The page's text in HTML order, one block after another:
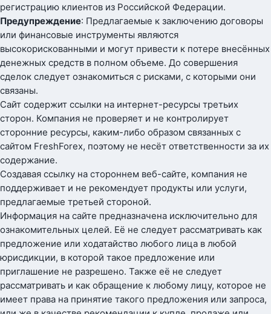
регистрацию клиентов из Российской Федерации.
Предупреждение: Предлагаемые к заключению договоры
или финансовые инструменты являются
высокорискованными и могут привести к потере внесённых
денежных средств в полном объеме. До совершения
сделок следует ознакомиться с рисками, с которыми они
связаны.
Сайт содержит ссылки на интернет-ресурсы третьих
сторон. Компания не проверяет и не контролирует
сторонние ресурсы, каким-либо образом связанных с
сайтом FreshForex, поэтому не несёт ответственности за их
содержание.
Создавая ссылку на стороннем веб-сайте, компания не
поддерживает и не рекомендует продукты или услуги,
предлагаемые третьей стороной.
Информация на сайте предназначена исключительно для
ознакомительных целей. Её не следует рассматривать как
предложение или ходатайство любого лица в любой
юрисдикции, в которой такое предложение или
приглашение не разрешено. Также её не следует
рассматривать и как обращение к любому лицу, которое не
имеет права на принятие такого предложения или запроса,